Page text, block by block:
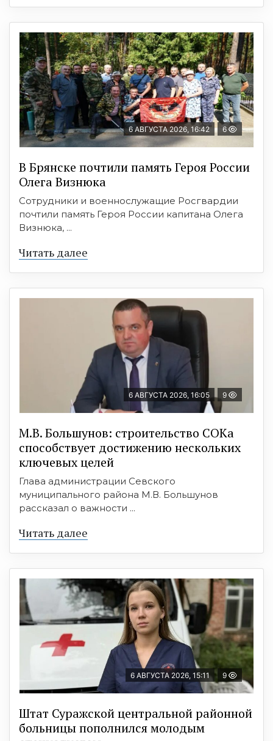
6 АВГУСТА 2026, 16:42 6
В Брянске почтили память Героя России
Олега Визнюка
Сотрудники и военнослужащие Росгвардии
почтили память Героя России капитана Олега
Визнюка, ...
Читать далее
6 АВГУСТА 2026, 16:05 9
М.В. Большунов: строительство СОКа
способствует достижению нескольких
ключевых целей
Глава администрации Севского
муниципального района М.В. Большунов
рассказал о важности ...
Читать далее
6 АВГУСТА 2026, 15:11 9
Штат Суражской центральной районной
больницы пополнился молодым